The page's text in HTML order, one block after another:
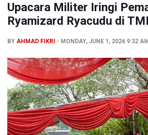
Pakar: Pengungkapan TPPU Eks
Upacara Militer Iringi
Ryamizard Ryacudu di
BY AHMAD FIKRI MONDAY, JUNE 1, 2026 9:32 AM